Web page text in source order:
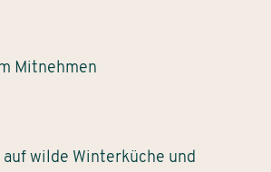
Mitnehmen
wilde Winterküche und